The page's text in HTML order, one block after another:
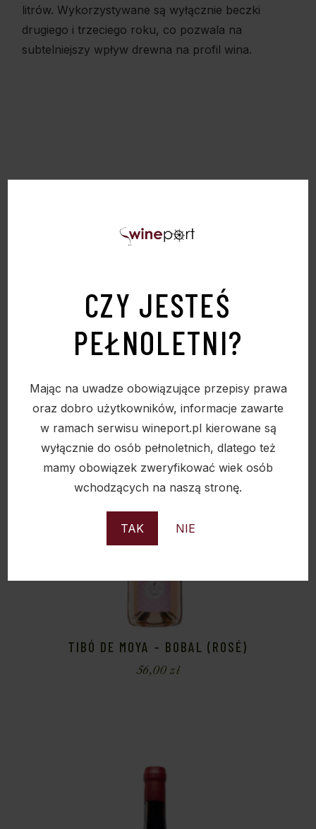
CZY JESTEŚ
PEŁNOLETNI?
Mając na uwadze obowiązujące przepisy prawa
oraz dobro użytkowników, informacje zawarte
w ramach serwisu wineport.pl kierowane są
wyłącznie do osób pełnoletnich, dlatego też
mamy obowiązek zweryfikować wiek osób
wchodzących na naszą stronę.
TAK NIE
litrów. Wykorzystywane są wyłącznie beczki
drugiego i trzeciego roku, co pozwala na
subtelniejszy wpływ drewna na profil wina.
PODOBNE PRODUKTY
TIBÓ DE MOYA – BOBAL (ROSÉ)
56,00zł